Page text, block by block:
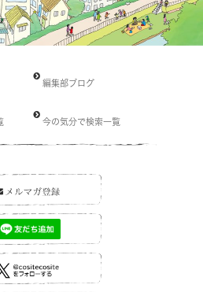
編集部ブログ
今の気分で検索一覧